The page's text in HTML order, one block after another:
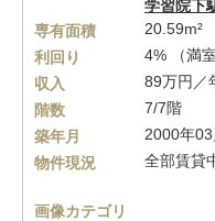
学習院下
専有面積
20.59m²
利回り
4% （満
収入
89万円／
階数
7/7階
築年月
2000年03
物件現況
全部賃貸
画像カテゴリ